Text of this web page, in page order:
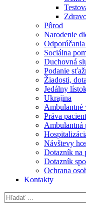
Pôrod
Narodenie
Sociálna
Duchovná
Podanie
Žiadosti,
Jedálny
Ukrajina
Ambulantné
Práva
Ambulantná
Návštevy
Dotazník na
Dotazník
Ochrana
Kontakty